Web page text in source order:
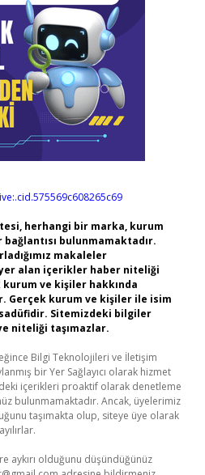
herhangi bir marka, kurum
bulunmamaktadır.
makaleler
alan içerikler haber niteliği
ve kişiler hakkında
Gerçek kurum ve kişiler ile isim
Sitemizdeki bilgiler
niteliği taşımazlar.
Bilgi Teknolojileri ve İletişim
bir Yer Sağlayıcı olarak hizmet
içerikleri proaktif olarak denetleme
bulunmamaktadır. Ancak, üyelerimiz
taşımakta olup, siteye üye olarak
aykırı olduğunu düşündüğünüz